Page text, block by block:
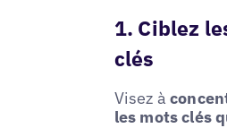
1. Ciblez
clés
Visez à
les mots clés